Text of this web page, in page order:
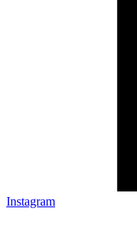
Instagram